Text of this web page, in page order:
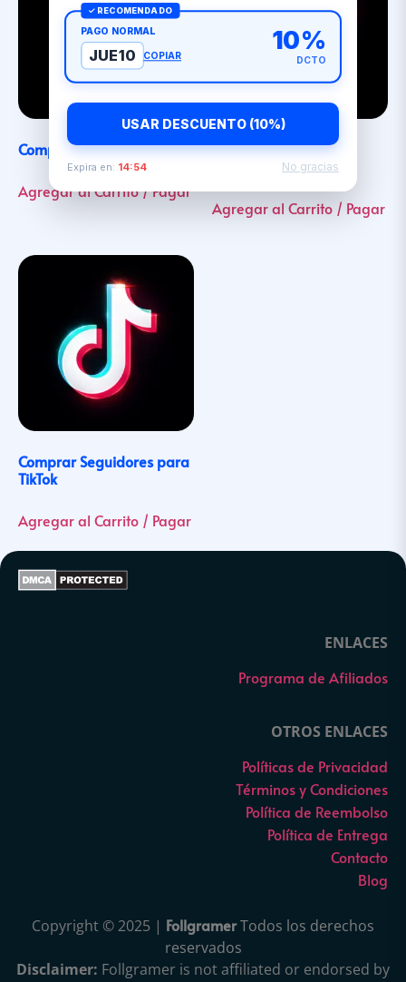
Comprar Likes para TikTok
Agregar al Carrito / Pagar
Comprar Visitas para
Agregar al Carrito / Pagar
Comprar Seguidores para
TikTok
Agregar al Carrito / Pagar
ENLACES
Programa de Afiliados
OTROS ENLACES
Políticas de Privacidad
Términos y Condiciones
Política de Reembolso
Política de Entrega
Contacto
Blog
Copyright © 2025 | FollgramerTodos los derechos
reservados
Disclaimer: Follgramer is not affiliated or endorsed by
✓ RECOMENDADO
PAGO NORMAL
JUE10 COPIAR
10%
DCTO
USAR DESCUENTO (10%)
Expira en: 14:54 No gracias